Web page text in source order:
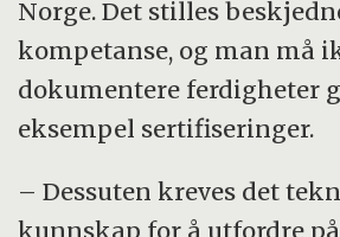
Norge. Det stilles
kompetanse, og man må
dokumentere ferdigheter
eksempel sertifiseringer.
– Dessuten kreves det
kunnskap for å utfordre